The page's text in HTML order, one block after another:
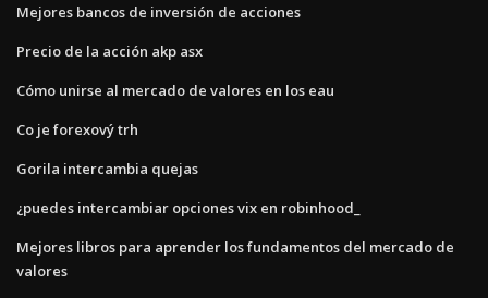
Mejores bancos de inversión de acciones
Precio de la acción akp asx
Cómo unirse al mercado de valores en los eau
Co je forexový trh
Gorila intercambia quejas
¿puedes intercambiar opciones vix en robinhood_
Mejores libros para aprender los fundamentos del mercado de
valores